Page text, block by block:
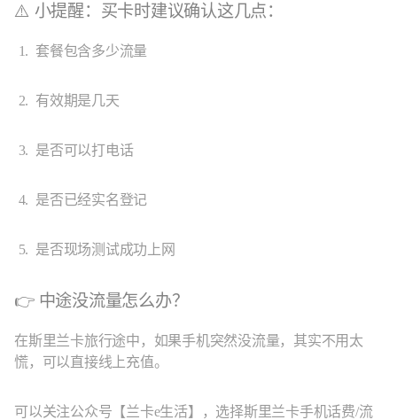
⚠️ 小提醒：买卡时建议确认这几点：
套餐包含多少流量
有效期是几天
是否可以打电话
是否已经实名登记
是否现场测试成功上网
👉 中途没流量怎么办？
在斯里兰卡旅行途中，如果手机突然没流量，其实不用太
慌，可以直接线上充值。
可以关注公众号【兰卡e生活】，选择斯里兰卡手机话费/流